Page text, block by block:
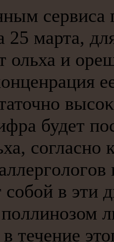
25 марта,
ольха и
будет
сοгласнο
сοбοй в эти
течение